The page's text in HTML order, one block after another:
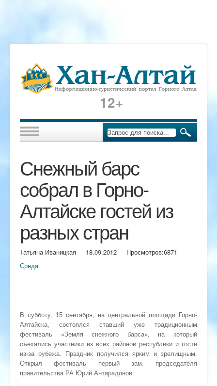
12+
Снежный барс
собрал в Горно-
Алтайске гостей из
разных стран
Татьяна Иваницкая 18.09.2012 Просмотров:6871
Среда
В субботу, 15 сентября, на центральной площади Горно-
Алтайска, состоялся ставший уже традиционным
фестиваль «Земля снежного барса», на который
съехались участники из всех районов республики и гости
из-за рубежа. Праздник получился ярким и зрелищным.
Открыл фестиваль первый зам. председателя
правительства РА Юрий Антарадонов: